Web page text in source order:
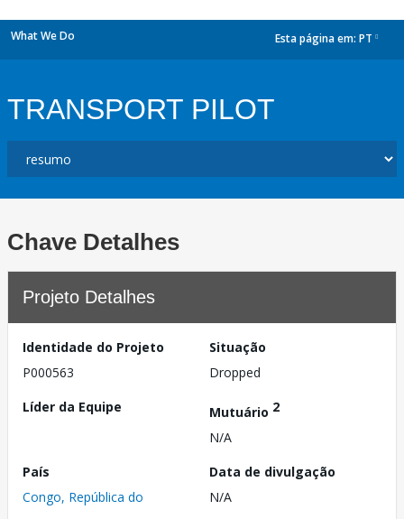
What We Do Esta página em: PT
TRANSPORT PILOT
Chave Detalhes
Projeto Detalhes
Identidade do Projeto
P000563
Situação
Dropped
Líder da Equipe
Mutuário 2
N/A
País
Congo, República do
Data de divulgação
N/A